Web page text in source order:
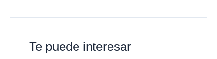
Te puede interesar